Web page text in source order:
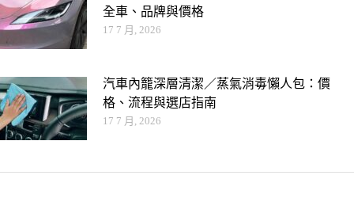
全車、品牌與價格
17 7 月, 2026
汽車內籠深層清潔／蒸氣消毒懶人包：價
格、流程與選店指南
17 7 月, 2026